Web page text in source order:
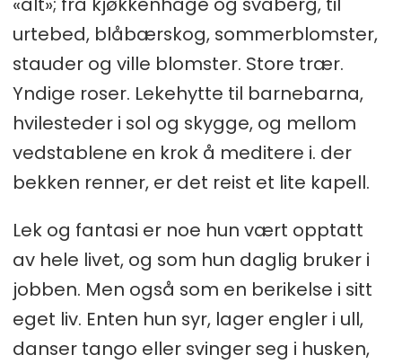
urtebed, blåbærskog, sommerblomster,
stauder og ville blomster. Store trær.
Yndige roser. Lekehytte til barnebarna,
hvilesteder i sol og skygge, og mellom
vedstablene en krok å meditere i. der
bekken renner, er det reist et lite kapell.
Lek og fantasi er noe hun vært opptatt
av hele livet, og som hun daglig bruker i
jobben. Men også som en berikelse i sitt
eget liv. Enten hun syr, lager engler i ull,
danser tango eller svinger seg i husken,